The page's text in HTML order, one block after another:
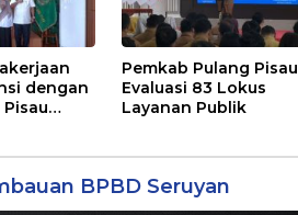
dengan
Pemkab Pulang Pisau
Evaluasi 83 Lokus
Layanan Publik
BPBD Seruyan